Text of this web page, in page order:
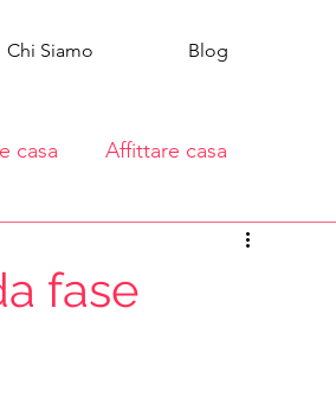
Chi Siamo Blog
casa Affittare casa
fase